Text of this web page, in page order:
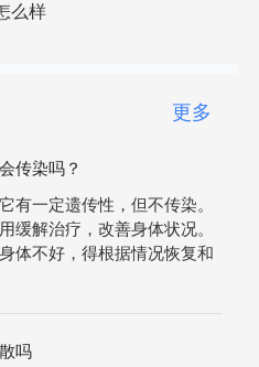
么样
更多
传染吗？
有一定遗传性，但不传染。
缓解治疗，改善身体状况。
体不好，得根据情况恢复和
吗